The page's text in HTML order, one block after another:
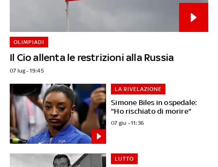
Il Cio allenta le restrizioni alla Russia
OLIMPIADI
07 lug - 19:45
Simone Biles in ospedale:
"Ho rischiato di morire"
LA RIVELAZIONE
07 giu - 11:36
LUTTO